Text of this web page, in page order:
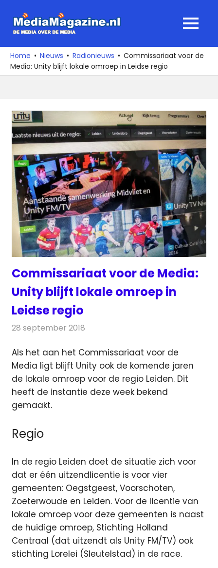
naar
media
over
de
MENU
Home Nieuws Radionieuws
Commissariaat voor de
Media: Unity blijft lokale omroep in Leidse regio
Commissariaat voor de Media:
Unity blijft lokale omroep in
Leidse regio
28 september 2018
Als het aan het Commissariaat voor de
Media ligt blijft Unity ook de komende jaren
de lokale omroep voor de regio Leiden. Dit
heeft de instantie deze week bekend
gemaakt.
Regio
In de regio Leiden doet de situatie zich voor
dat er één uitzendlicentie is voor vier
gemeenten: Oegstgeest, Voorschoten,
Zoeterwoude en Leiden. Voor de licentie van
lokale omroep voor deze gemeenten is naast
de huidige omroep, Stichting Holland
Centraal (dat uitzendt als Unity FM/TV) ook
stichting Lorelei (Sleutelstad) in de race.